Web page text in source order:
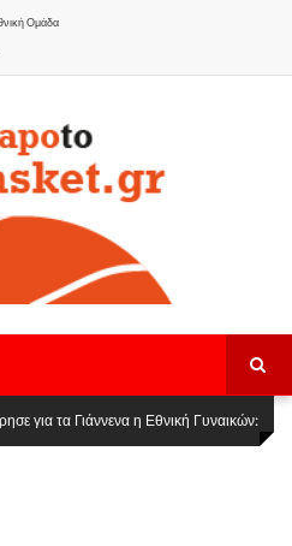
Ομάδα
Καβάλας στην Women Basketball
για τα Γιάννενα η Εθνική Γυναικών: